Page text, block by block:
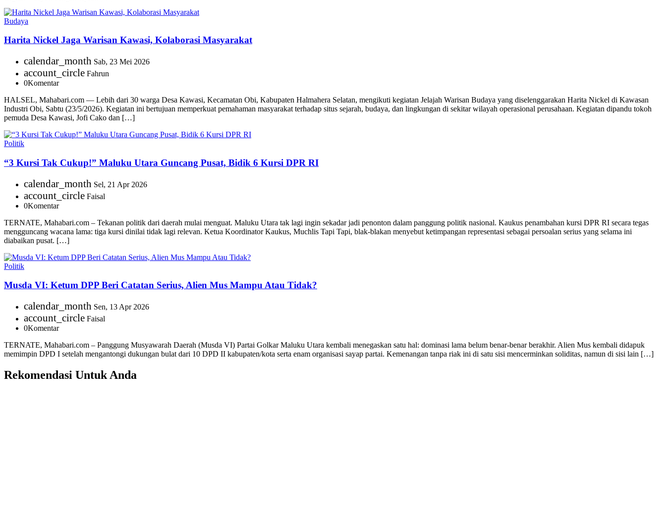
Budaya
Harita Nickel Jaga Warisan Kawasi, Kolaborasi Masyarakat
calendar_month Sab, 23 Mei 2026
account_circle Fahrun
0Komentar
HALSEL, Mahabari.com — Lebih dari 30 warga Desa Kawasi, Kecamatan Obi, Kabupaten Halmahera Selatan, mengikuti kegiatan Jelajah Warisan Budaya yang diselenggarakan Harita Nickel di Kawasan
Industri Obi, Sabtu (23/5/2026). Kegiatan ini bertujuan memperkuat pemahaman masyarakat terhadap situs sejarah, budaya, dan lingkungan di sekitar wilayah operasional perusahaan. Kegiatan dipandu tokoh
pemuda Desa Kawasi, Jofi Cako dan […]
Politik
“3 Kursi Tak Cukup!” Maluku Utara Guncang Pusat, Bidik 6 Kursi DPR RI
calendar_month Sel, 21 Apr 2026
account_circle Faisal
0Komentar
TERNATE, Mahabari.com – Tekanan politik dari daerah mulai menguat. Maluku Utara tak lagi ingin sekadar jadi penonton dalam panggung politik nasional. Kaukus penambahan kursi DPR RI secara tegas
mengguncang wacana lama: tiga kursi dinilai tidak lagi relevan. Ketua Koordinator Kaukus, Muchlis Tapi Tapi, blak-blakan menyebut ketimpangan representasi sebagai persoalan serius yang selama ini
diabaikan pusat. […]
Politik
Musda VI: Ketum DPP Beri Catatan Serius, Alien Mus Mampu Atau Tidak?
calendar_month Sen, 13 Apr 2026
account_circle Faisal
0Komentar
TERNATE, Mahabari.com – Panggung Musyawarah Daerah (Musda VI) Partai Golkar Maluku Utara kembali menegaskan satu hal: dominasi lama belum benar-benar berakhir. Alien Mus kembali didapuk
memimpin DPD I setelah mengantongi dukungan bulat dari 10 DPD II kabupaten/kota serta enam organisasi sayap partai. Kemenangan tanpa riak ini di satu sisi mencerminkan soliditas, namun di sisi lain […]
Rekomendasi Untuk Anda